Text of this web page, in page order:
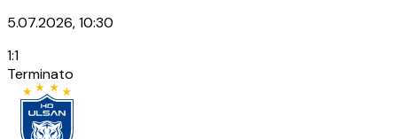
5.07.2026, 10:30
1:1
Terminato